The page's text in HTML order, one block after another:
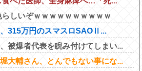
らしいぞｗｗｗｗｗｗｗｗｗｗ
315万円のスマスロSAOⅡ...
被爆者代表を睨み付けてしまい...
大輔さん、とんでもない事にな...